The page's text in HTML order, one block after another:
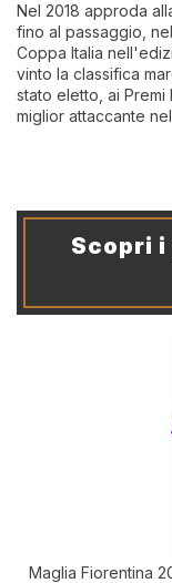
Nel 2018 approda
fino al passaggio,
Coppa Italia
vinto la classifica
stato eletto, ai Premi
miglior attaccante
Scopri
Maglia Fiorentina